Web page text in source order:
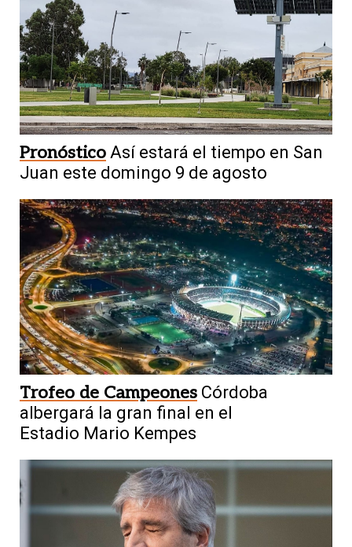
Pronóstico Así estará el tiempo en San
Juan este domingo 9 de agosto
Trofeo de Campeones Córdoba
albergará la gran final en el
Estadio Mario Kempes